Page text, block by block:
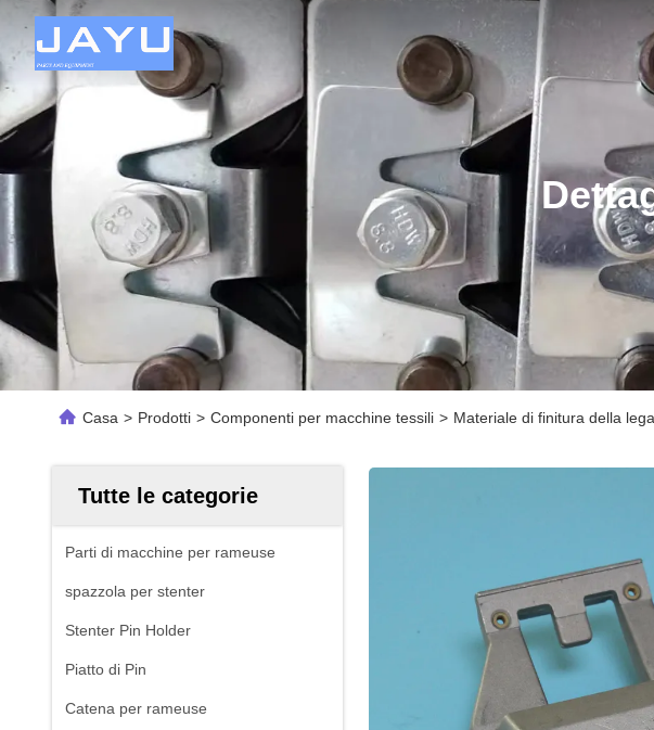
Casa > Prodotti > Componenti per macchine tessili > Materiale di finitura della
Tutte le categorie
Parti di macchine per rameuse
spazzola per stenter
Stenter Pin Holder
Piatto di Pin
Catena per rameuse